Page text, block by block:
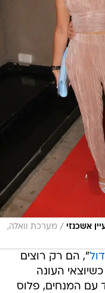
אשכנזי / מערכת וואלה,
", הם רק רוצים
העונה
עם המנחים, פלוס